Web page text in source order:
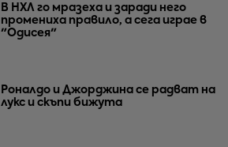
В НХЛ го мразеха и заради него
промениха правило, а сега играе в
"Одисея"
Роналдо и Джорджина се радват на
лукс и скъпи бижута